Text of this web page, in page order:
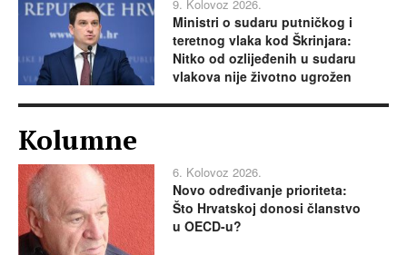
9. Kolovoz 2026.
Ministri o sudaru putničkog i
teretnog vlaka kod Škrinjara:
Nitko od ozlijeđenih u sudaru
vlakova nije životno ugrožen
Kolumne
6. Kolovoz 2026.
Novo određivanje prioriteta:
Što Hrvatskoj donosi članstvo
u OECD-u?